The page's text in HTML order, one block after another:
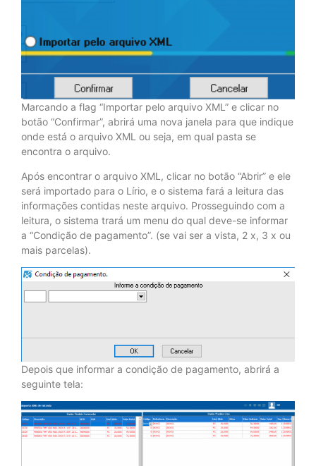
Marcando a flag “Importar pelo arquivo XML” e clicar no
botão “Confirmar”, abrirá uma nova janela para que indique
onde está o arquivo XML ou seja, em qual pasta se
encontra o arquivo.
Após encontrar o arquivo XML, clicar no botão “Abrir” e ele
será importado para o Lírio, e o sistema fará a leitura das
informações contidas neste arquivo. Prosseguindo com a
leitura, o sistema trará um menu do qual deve-se informar
a “Condição de pagamento”. (se vai ser a vista, 2 x, 3 x ou
mais parcelas).
Depois que informar a condição de pagamento, abrirá a
seguinte tela: